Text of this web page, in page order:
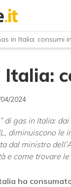
in Italia: consumi
Italia:
2024
di gas in Italia:
diminuiscono le
dal ministro
e come trovare le
ha